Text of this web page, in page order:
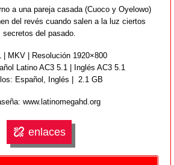
a una pareja casada (Cuoco y Oyelowo)
del revés cuando salen a la luz ciertos
secretos del pasado.
| MKV | Resolución 1920×800
Latino AC3 5.1 | Inglés AC3 5.1
Español,
Inglés | 2.1 GB
www.latinomegahd.org
enlaces